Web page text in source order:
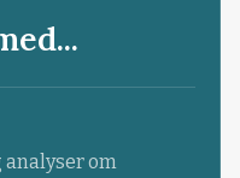
analyser om